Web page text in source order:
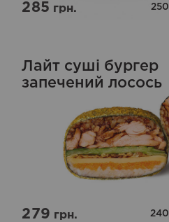
285грн. 250
Лайт суші бургер
запечений лосось
279грн. 240